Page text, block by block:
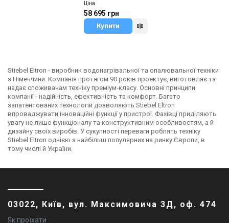
web
Ціна
58 695 грн
Купити
Stiebel Eltron - виробник водонагрівальної та опалювальної техніки
з Німеччини. Компанія протягом 90 років проектує, виготовляє та
надає споживачам техніку преміум-класу. Основні принципи
компанії - надійність, ефективність та комфорт. Багато
запатентованих технологій дозволяють Stiebel Eltron
впроваджувати інноваційні функції у пристрої. Фахівці приділяють
увагу не лише функціоналу та конструктивним особливостям, а й
дизайну своїх виробів. У сукупності переваги роблять техніку
Stiebel Eltron однією з найбільш популярних на ринку Європи, в
тому числі й України.
03022, Київ, вул. Максимовича 3Д, оф. 474
Як проїхати